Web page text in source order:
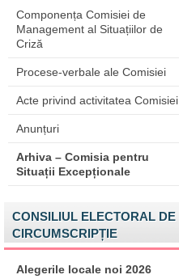
Componența Comisiei de
Management al Situațiilor de
Criză
Procese-verbale ale Comisiei
Acte privind activitatea Comisiei
Anunțuri
Arhiva – Comisia pentru
Situații Excepționale
CONSILIUL ELECTORAL DE
CIRCUMSCRIPȚIE
Alegerile locale noi 2026